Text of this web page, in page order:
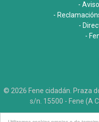
-
-
-
-
© 2026 Fene cidadán. Praza
s/n. 15500 - Fene (A